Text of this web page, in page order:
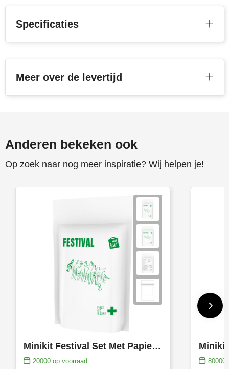
Toppoint
Victorinox
Specificaties
Meer over de levertijd
Anderen bekeken ook
Op zoek naar nog meer inspiratie? Wij helpen je!
Minikit Festival Set Met Papieren Stazak
20000op voorraad 80000